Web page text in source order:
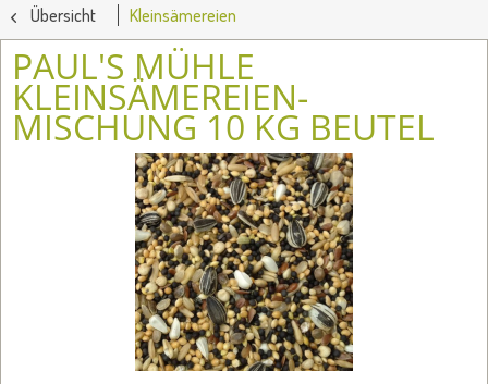
Übersicht Kleinsämereien
PAUL'S MÜHLE
KLEINSÄMEREIEN-
MISCHUNG 10 KG BEUTEL